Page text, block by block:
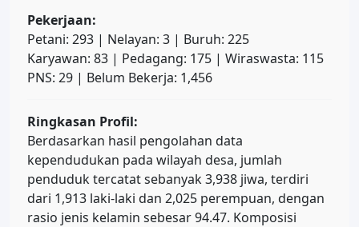
Pekerjaan:
Petani: 293 | Nelayan: 3 | Buruh: 225
Karyawan: 83 | Pedagang: 175 | Wiraswasta: 115
PNS: 29 | Belum Bekerja: 1,456
Ringkasan Profil:
Berdasarkan hasil pengolahan data
kependudukan pada wilayah desa, jumlah
penduduk tercatat sebanyak 3,938 jiwa, terdiri
dari 1,913 laki-laki dan 2,025 perempuan, dengan
rasio jenis kelamin sebesar 94.47. Komposisi